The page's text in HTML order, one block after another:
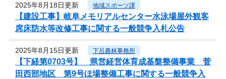
2025年8月18日更新 地域スポーツ課
【建設工事】岐阜メモリアルセンター水泳場屋外観客
席床防水等改修工事に関する一般競争入札公告
2025年8月15日更新 下呂農林事務所
【下経第0703号】 県営経営体育成基盤整備事業 菅
田西部地区 第9号ほ場整備工事に関する一般競争入